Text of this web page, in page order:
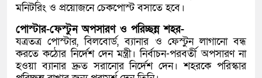
মনিটরিং ও প্রয়োজনে চেকপোস্ট বসাতে হবে।
পোস্টার-ফেস্টুন অপসারণ ও পরিচ্ছন্ন শহর-
যত্রতত্র পোস্টার, বিলবোর্ড, ব্যানার ও ফেস্টুন লাগানো বন্ধ
করতে কঠোর নির্দেশ দেন মন্ত্রী। নির্বাচন-পরবর্তী অপসারণ না
হওয়া ব্যানার দ্রুত সরানোর নির্দেশ দেন। শহরকে পরিস্কার